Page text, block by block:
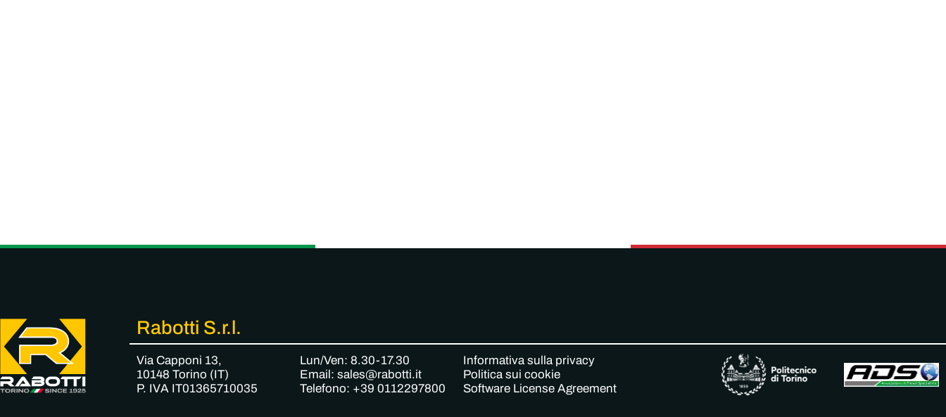
Rabotti S.r.l.
Via Capponi 13,
10148 Torino (IT)
P. IVA IT01365710035
Lun/Ven: 8.30-17.30
Email: sales@rabotti.it
Telefono: +39 0112297800
Informativa sulla privacy
Politica sui cookie
Software License Agreement